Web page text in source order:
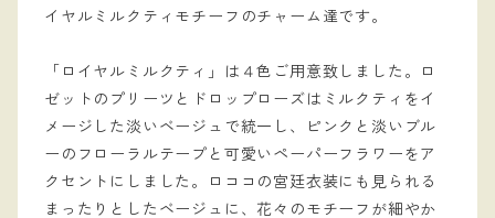
イヤルミルクティモチーフのチャーム達です。
「ロイヤルミルクティ」は４色ご用意致しました。ロ
ゼットのプリーツとドロップローズはミルクティをイ
メージした淡いベージュで統一し、ピンクと淡いブル
ーのフローラルテープと可愛いペーパーフラワーをア
クセントにしました。ロココの宮廷衣装にも見られる
まったりとしたベージュに、花々のモチーフが細やか